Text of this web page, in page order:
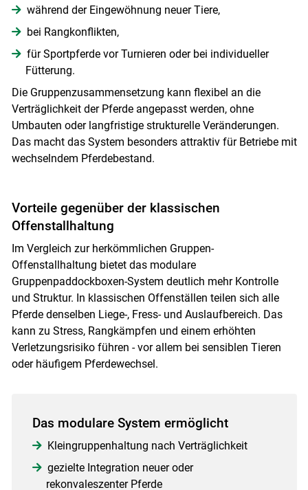
Skip to main content
während der Eingewöhnung neuer Tiere,
bei Rangkonflikten,
für Sportpferde vor Turnieren oder bei individueller
Fütterung.
Die Gruppenzusammensetzung kann flexibel an die
Verträglichkeit der Pferde angepasst werden, ohne
Umbauten oder langfristige strukturelle Veränderungen.
Das macht das System besonders attraktiv für Betriebe mit
wechselndem Pferdebestand.
Vorteile gegenüber der klassischen
Offenstallhaltung
Im Vergleich zur herkömmlichen Gruppen-
Offenstallhaltung bietet das modulare
Gruppenpaddockboxen-System deutlich mehr Kontrolle
und Struktur. In klassischen Offenställen teilen sich alle
Pferde denselben Liege-, Fress- und Auslaufbereich. Das
kann zu Stress, Rangkämpfen und einem erhöhten
Verletzungsrisiko führen - vor allem bei sensiblen Tieren
oder häufigem Pferdewechsel.
Das modulare System ermöglicht
Kleingruppenhaltung nach Verträglichkeit
gezielte Integration neuer oder
rekonvaleszenter Pferde